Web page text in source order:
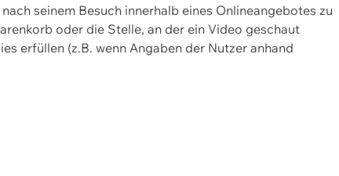
seinem Besuch innerhalb eines Onlineangebotes zu
oder die Stelle, an der ein Video geschaut
erfüllen (z.B. wenn Angaben der Nutzer anhand